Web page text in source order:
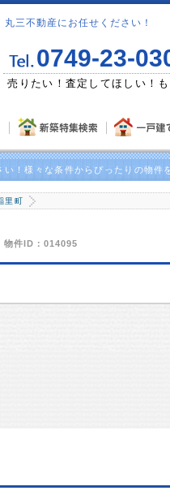
三不動産にお任せください！
0749-23-
売りたい！査定してほしい！
！様々な条件からぴったりの物件
里町
物件ID：014095